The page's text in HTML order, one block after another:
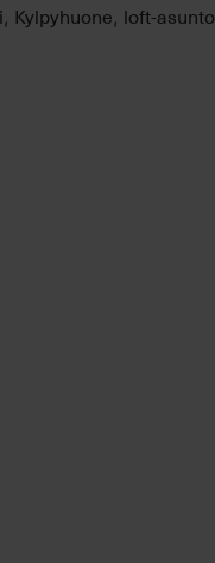
, Kylpyhuone, loft-asunto